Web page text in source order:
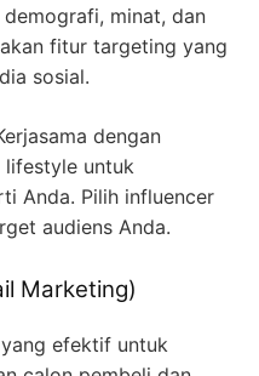
minat, dan
fitur targeting yang
sosial.
dengan
untuk
Anda. Pilih influencer
audiens Anda.
Marketing)
efektif untuk